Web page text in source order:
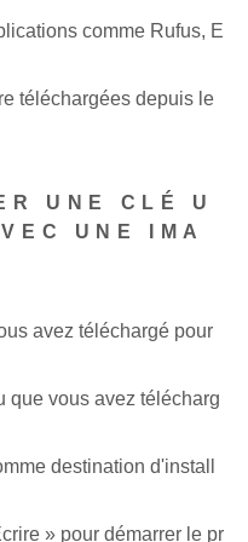
comme Rufus, E
téléchargées⁤ depuis le
UNE CLÉ U
UNE IMA
avez téléchargé pour
que vous avez télécharg
destination d'install
» pour démarrer le pr